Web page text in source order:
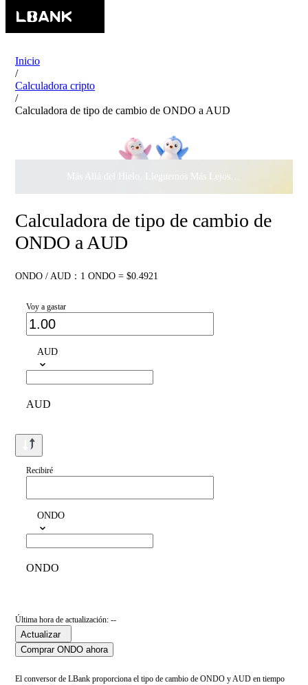
Inicio
/
Calculadora cripto
/
Calculadora de tipo de cambio de ONDO a AUD
Más Allá del Hielo, Lleguemos Más Lejos Juntos ·
Calculadora de tipo de cambio de
ONDO a AUD
ONDO / AUD：1 ONDO = $0.4921
Voy a gastar
AUD
AUD
Recibiré
ONDO
ONDO
Última hora de actualización: --
Actualizar
Comprar ONDO ahora
El conversor de LBank proporciona el tipo de cambio de ONDO y AUD en tiempo